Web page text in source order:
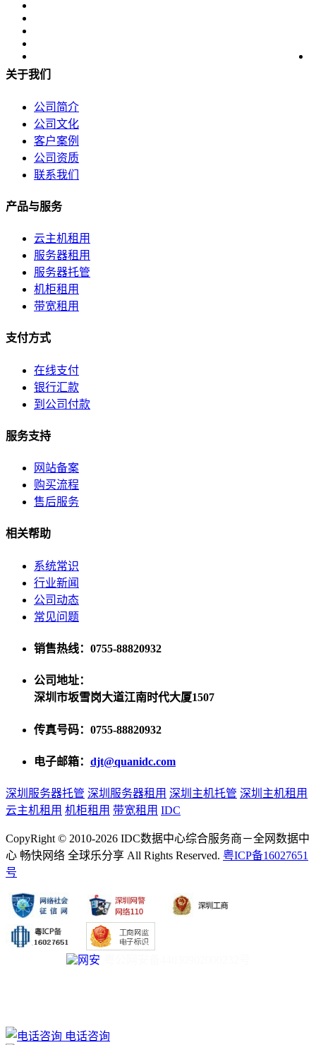
公司简介
联系方式
关于我们
公司简介
公司文化
客户案例
公司资质
联系我们
产品与服务
云主机租用
服务器租用
服务器托管
机柜租用
带宽租用
支付方式
在线支付
银行汇款
到公司付款
服务支持
网站备案
购买流程
售后服务
相关帮助
系统常识
行业新闻
公司动态
常见问题
销售热线：0755-88820932
公司地址：
深圳市坂雪岗大道江南时代大厦1507
传真号码：0755-88820932
电子邮箱： djt@quanidc.com
深圳服务器托管 深圳服务器租用 深圳主机托管 深圳主机租用
云主机租用 机柜租用 带宽租用 IDC
CopyRight © 2010-2026 IDC数据中心综合服务商－全网数据中
心 畅快网络 全球乐分享 All Rights Reserved. 粤ICP备16027651
号
电话咨询